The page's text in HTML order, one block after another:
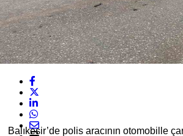
Balıkesir’de polis aracının otomobille